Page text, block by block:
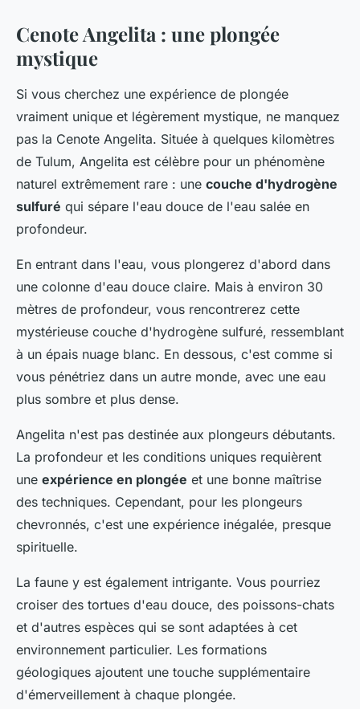
Cenote Angelita : une plongée
mystique
Si vous cherchez une expérience de plongée
vraiment unique et légèrement mystique, ne manquez
pas la Cenote Angelita. Située à quelques kilomètres
de Tulum, Angelita est célèbre pour un phénomène
naturel extrêmement rare : une couche d'hydrogène
sulfuré qui sépare l'eau douce de l'eau salée en
profondeur.
En entrant dans l'eau, vous plongerez d'abord dans
une colonne d'eau douce claire. Mais à environ 30
mètres de profondeur, vous rencontrerez cette
mystérieuse couche d'hydrogène sulfuré, ressemblant
à un épais nuage blanc. En dessous, c'est comme si
vous pénétriez dans un autre monde, avec une eau
plus sombre et plus dense.
Angelita n'est pas destinée aux plongeurs débutants.
La profondeur et les conditions uniques requièrent
une expérience en plongée et une bonne maîtrise
des techniques. Cependant, pour les plongeurs
chevronnés, c'est une expérience inégalée, presque
spirituelle.
La faune y est également intrigante. Vous pourriez
croiser des tortues d'eau douce, des poissons-chats
et d'autres espèces qui se sont adaptées à cet
environnement particulier. Les formations
géologiques ajoutent une touche supplémentaire
d'émerveillement à chaque plongée.